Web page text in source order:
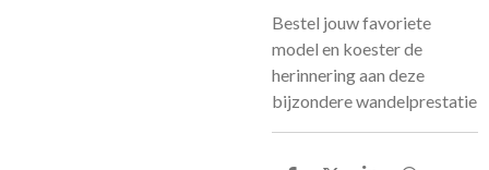
Bestel jouw favoriete
model en koester de
herinnering aan deze
bijzondere wandelprestatie